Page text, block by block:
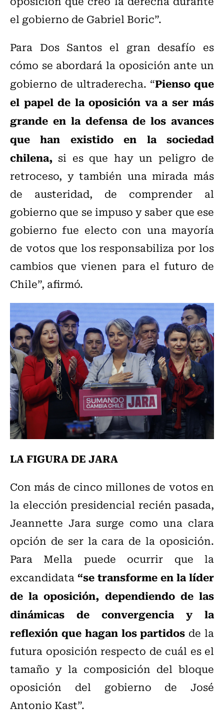
el gobierno de Gabriel Boric”.
Para Dos Santos el gran desafío es
cómo se abordará la oposición ante un
gobierno de ultraderecha. “Pienso que
el papel de la oposición va a ser más
grande en la defensa de los avances
que han existido en la sociedad
chilena, si es que hay un peligro de
retroceso, y también una mirada más
de austeridad, de comprender al
gobierno que se impuso y saber que ese
gobierno fue electo con una mayoría
de votos que los responsabiliza por los
cambios que vienen para el futuro de
Chile”, afirmó.
LA FIGURA DE JARA
Con más de cinco millones de votos en
la elección presidencial recién pasada,
Jeannette Jara surge como una clara
opción de ser la cara de la oposición.
Para Mella puede ocurrir que la
excandidata“se transforme en la líder
de la oposición, dependiendo de las
dinámicas de convergencia y la
reflexión que hagan los partidos de la
futura oposición respecto de cuál es el
tamaño y la composición del bloque
oposición del gobierno de José
Antonio Kast”.